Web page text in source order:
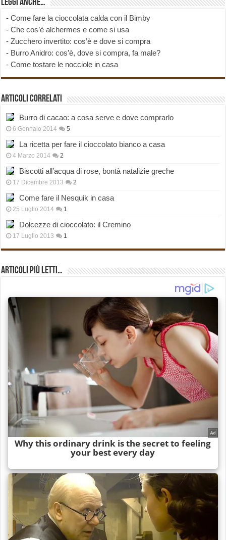
Leggi anche…
-Come fare la cioccolata calda con il Bimby
-Che cos’è alchermes e come si usa
-Zucchero invertito: cos’è e dove si compra
- Burro Anidro: cos’è, dove si compra, fa male?
-Come tostare le nocciole in casa
Articoli correlati
Burro di cacao: a cosa serve e dove comprarlo
6 Gennaio 2014 5
La ricetta per fare il cioccolato bianco a casa
4 Marzo 2014 2
Biscotti all’acqua di rose, bontà natalizie greche
17 Dicembre 2013 2
Come fare il Nesquik in casa
25 Luglio 2014 1
Dolcezze di cioccolato: il Cremino
17 Luglio 2013 1
Articoli più Letti…